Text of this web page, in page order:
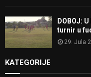
DOBOJ:
turnir u
29. Jula
KATEGORIJE